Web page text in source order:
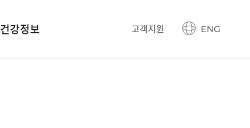
건강정보 고객지원 ENG